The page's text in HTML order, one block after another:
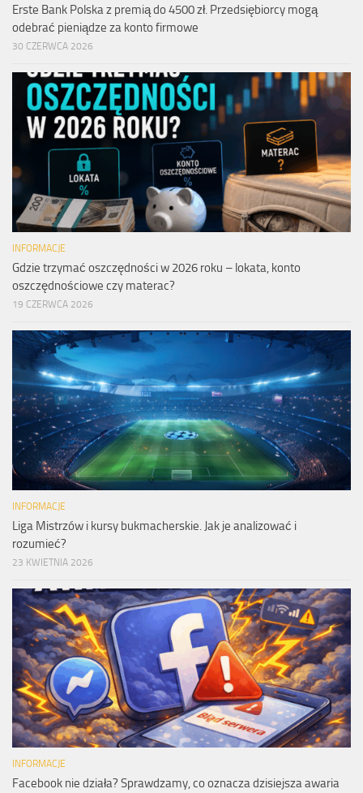
Erste Bank Polska z premią do 4500 zł. Przedsiębiorcy mogą
odebrać pieniądze za konto firmowe
30 CZERWCA 2026
INFORMACJE
Gdzie trzymać oszczędności w 2026 roku – lokata, konto
oszczędnościowe czy materac?
19 CZERWCA 2026
INFORMACJE
Liga Mistrzów i kursy bukmacherskie. Jak je analizować i
rozumieć?
23 KWIETNIA 2026
INFORMACJE
Facebook nie działa? Sprawdzamy, co oznacza dzisiejsza awaria